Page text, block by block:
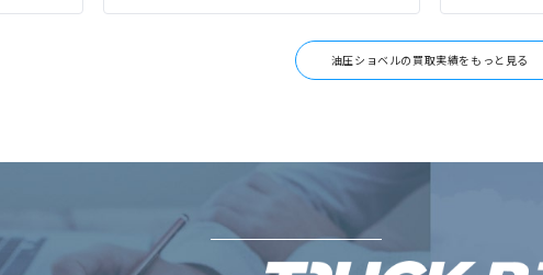
油圧ショベルの買取実績をもっと見る